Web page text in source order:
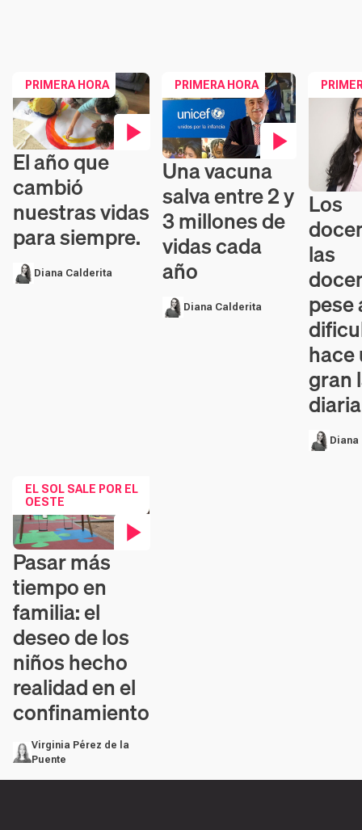
PRIMERA HORA
Contenido en vídeo
El año que
cambió
nuestras vidas
para siempre.
Diana Calderita
PRIMERA HORA
Contenido en vídeo
Una vacuna
salva entre 2 y
3 millones de
vidas cada
año
Diana Calderita
Los
las
pese
hace
gran
EL SOL SALE POR EL
OESTE
Contenido en vídeo
Pasar más
tiempo en
familia: el
deseo de los
niños hecho
realidad en el
confinamiento
Virginia Pérez de la
Puente